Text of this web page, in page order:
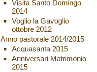
Visita Santo Domingo
2014
Voglio la Gavoglio
ottobre 2012
Anno pastorale 2014/2015
Acquasanta 2015
Anniversari Matrimonio
2015